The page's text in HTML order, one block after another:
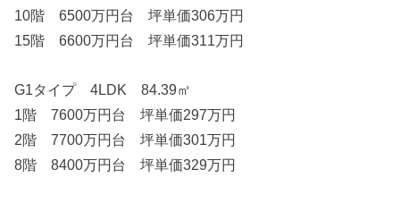
10階 6500万円台 坪単価306万円
15階 6600万円台 坪単価311万円
G1タイプ 4LDK 84.39㎡
1階 7600万円台 坪単価297万円
2階 7700万円台 坪単価301万円
8階 8400万円台 坪単価329万円